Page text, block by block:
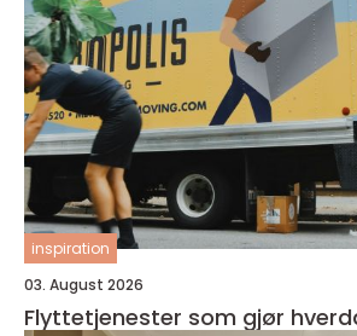
inspiration
03. August 2026
Flyttetjenester som gjør